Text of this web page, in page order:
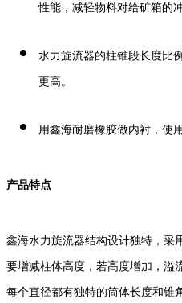
性能，减轻物料对给矿箱的
水力旋流器的柱锥段长度比
更高。
用鑫海耐磨橡胶做内衬，使
产品特点
鑫海水力旋流器结构设计独特，采
要增减柱体高度，若高度增加，溢
每个直径都有独特的筒体长度和锥